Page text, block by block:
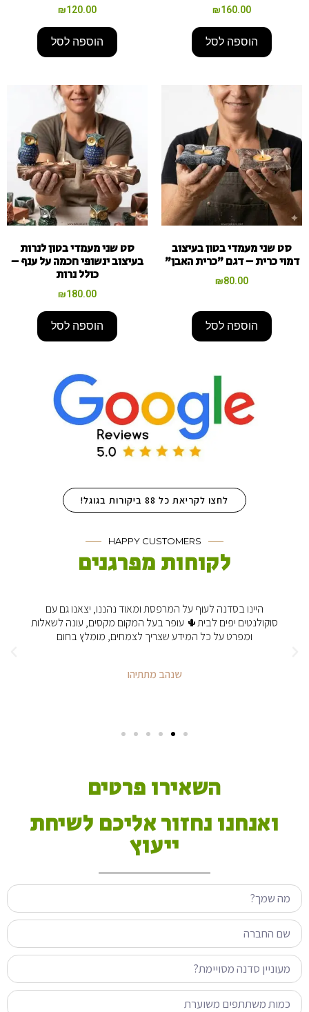
₪160.00
הוספה לסל
₪120.00
הוספה לסל
סט שני מעמדי בטון בעיצוב
דמוי כרית – דגם "כרית האבן"
₪80.00
הוספה לסל
סט שני מעמדי בטון לנרות
בעיצוב ינשופי חכמה על ענף –
כולל נרות
₪180.00
הוספה לסל
לחצו לקריאת כל 88 ביקורות בגוגל!
HAPPY CUSTOMERS
לקוחות מפרגנים
היינו בסדנה לעוף על המרפסת ומאוד נהננו, יצאנו גם עם
סוקולנטים יפים לבית🌵 עופר בעל המקום מקסים, עונה לשאלות
ומפרט על כל המידע שצריך לצמחים, מומלץ בחום
שנהב מתתיהו
השאירו פרטים
ואנחנו נחזור אליכם לשיחת
ייעוץ